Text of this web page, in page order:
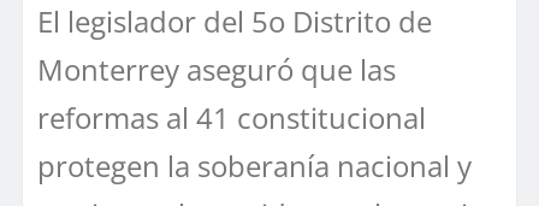
El legislador del 5o Distrito de
Monterrey aseguró que las
reformas al 41 constitucional
protegen la soberanía nacional y